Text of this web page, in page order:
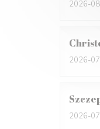
2026-
2026-
2026-